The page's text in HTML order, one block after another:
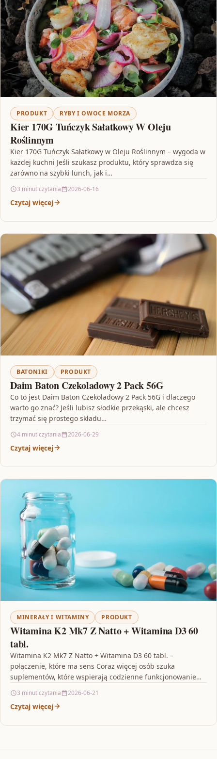
PRODUKT RYBY I OWOCE MORZA
Kier 170G Tuńczyk Sałatkowy W Oleju
Roślinnym
Kier 170G Tuńczyk Sałatkowy w Oleju Roślinnym – wygoda w
każdej kuchni Jeśli szukasz produktu, który sprawdza się
zarówno na szybki lunch, jak i…
3 minut czytania 2026-06-16
Czytaj więcej
BATONIKI PRODUKT
Daim Baton Czekoladowy 2 Pack 56G
Co to jest Daim Baton Czekoladowy 2 Pack 56G i dlaczego
warto go znać? Jeśli lubisz słodkie przekąski, ale chcesz
trzymać się prostego składu…
4 minut czytania 2026-06-29
Czytaj więcej
MINERAŁY I WITAMINY PRODUKT
Witamina K2 Mk7 Z Natto + Witamina D3 60
tabl.
Witamina K2 Mk7 Z Natto + Witamina D3 60 tabl. –
połączenie, które ma sens Coraz więcej osób szuka
suplementów, które wspierają codzienne funkcjonowanie…
3 minut czytania 2026-06-21
Czytaj więcej